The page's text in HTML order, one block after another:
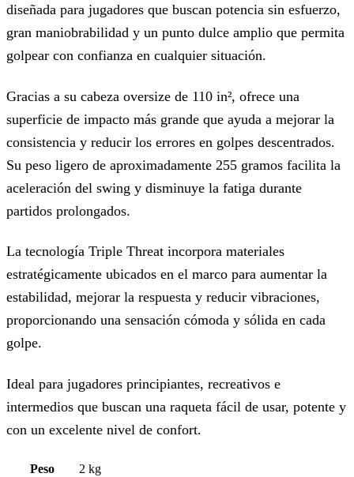
diseñada para jugadores que buscan potencia sin esfuerzo,
gran maniobrabilidad y un punto dulce amplio que permita
golpear con confianza en cualquier situación.
Gracias a su cabeza oversize de 110 in², ofrece una
superficie de impacto más grande que ayuda a mejorar la
consistencia y reducir los errores en golpes descentrados.
Su peso ligero de aproximadamente 255 gramos facilita la
aceleración del swing y disminuye la fatiga durante
partidos prolongados.
La tecnología Triple Threat incorpora materiales
estratégicamente ubicados en el marco para aumentar la
estabilidad, mejorar la respuesta y reducir vibraciones,
proporcionando una sensación cómoda y sólida en cada
golpe.
Ideal para jugadores principiantes, recreativos e
intermedios que buscan una raqueta fácil de usar, potente y
con un excelente nivel de confort.
Peso
2 kg